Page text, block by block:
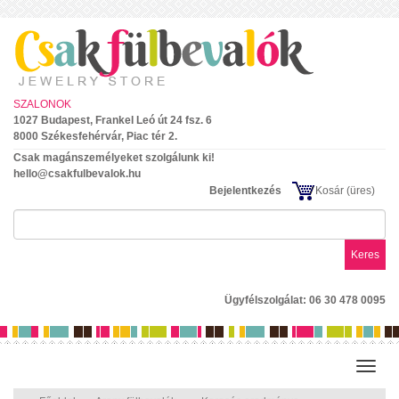
SZALONOK
1027 Budapest, Frankel Leó út 24 fsz. 6
8000 Székesfehérvár, Piac tér 2.
Csak magánszemélyeket szolgálunk ki!
hello@csakfulbevalok.hu
Bejelentkezés
Kosár (üres)
Keres
Ügyfélszolgálat: 06 30 478 0095